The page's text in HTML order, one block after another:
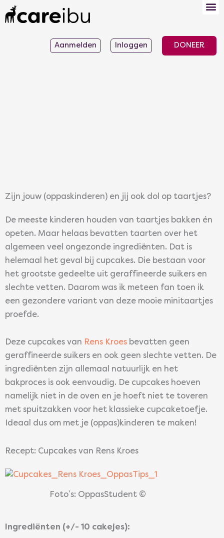
naar
Aanmelden Inloggen DONEER
Zijn jouw (oppaskinderen) en jij ook dol op taartjes?
De meeste kinderen houden van taartjes bakken én
opeten. Maar helaas bevatten taarten over het
algemeen veel ongezonde ingrediënten. Dat is
helemaal het geval bij cupcakes. Die bestaan voor
het grootste gedeelte uit geraffineerde suikers en
slechte vetten. Daarom was ik meteen fan toen ik
een gezondere variant van deze mooie minitaartjes
proefde.
Deze cupcakes van Rens Kroes bevatten geen
geraffineerde suikers en ook geen slechte vetten. De
ingrediënten zijn allemaal natuurlijk en het
bakproces is ook eenvoudig. De cupcakes hoeven
namelijk niet in de oven en je hoeft niet te toveren
met spuitzakken voor het klassieke cupcaketoefje.
Ideaal dus om met je (oppas)kinderen te maken!
Recept: Cupcakes van Rens Kroes
Foto’s: OppasStudent ©
Ingrediënten (+/- 10 cakejes):